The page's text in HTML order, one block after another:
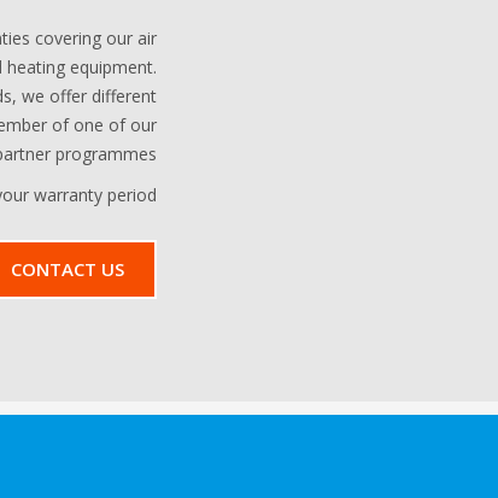
covering our air
equipment.
we offer different
of one of our
programmes.
warranty period?
CONTACT US